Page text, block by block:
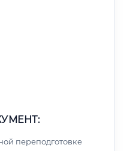
переподготовке